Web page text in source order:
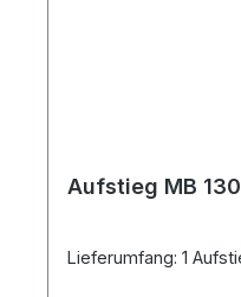
Aufstieg MB
Lieferumfang: 1